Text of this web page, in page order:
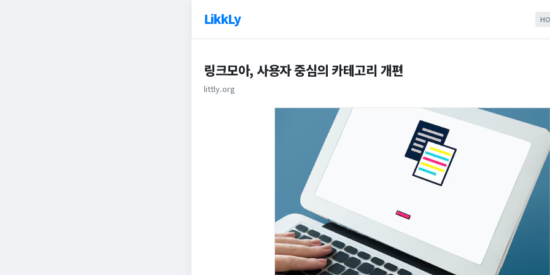
LikkLy
링크모아, 사용자 중심의 카테고리 개편
littly.org